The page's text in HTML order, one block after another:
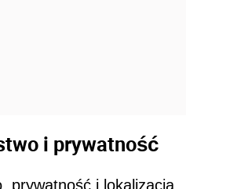
i prywatność
prywatność i lokalizacja